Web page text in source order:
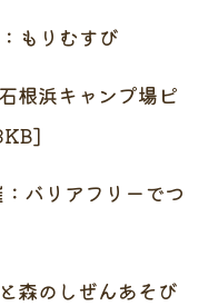
すび
根浜キャンプ場ピ
リーでつ
森のしぜんあそび